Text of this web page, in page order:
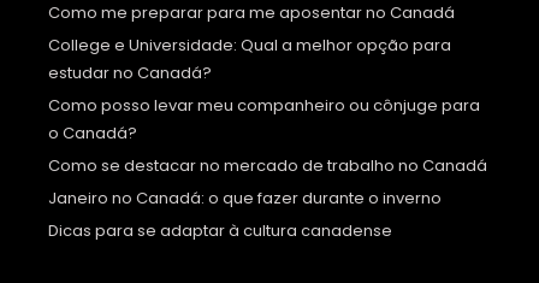
Como me preparar para me aposentar no Canadá
College e Universidade: Qual a melhor opção para
estudar no Canadá?
Como posso levar meu companheiro ou cônjuge para
o Canadá?
Como se destacar no mercado de trabalho no Canadá
Janeiro no Canadá: o que fazer durante o inverno
Dicas para se adaptar à cultura canadense